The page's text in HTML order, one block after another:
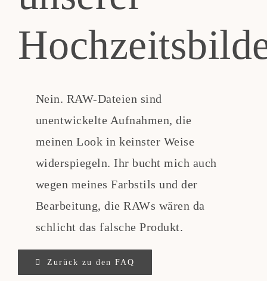
Teppi anfragen
Nein. RAW-Dateien sind
unentwickelte Aufnahmen, die
meinen Look in keinster Weise
widerspiegeln. Ihr bucht mich auch
wegen meines Farbstils und der
Bearbeitung, die RAWs wären da
schlicht das falsche Produkt.
Zurück zu den FAQ